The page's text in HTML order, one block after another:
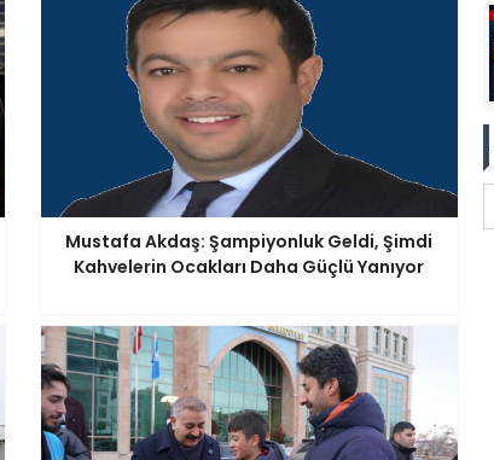
Mustafa Akdaş: Şampiyonluk Geldi, Şimdi
Kahvelerin Ocakları Daha Güçlü Yanıyor